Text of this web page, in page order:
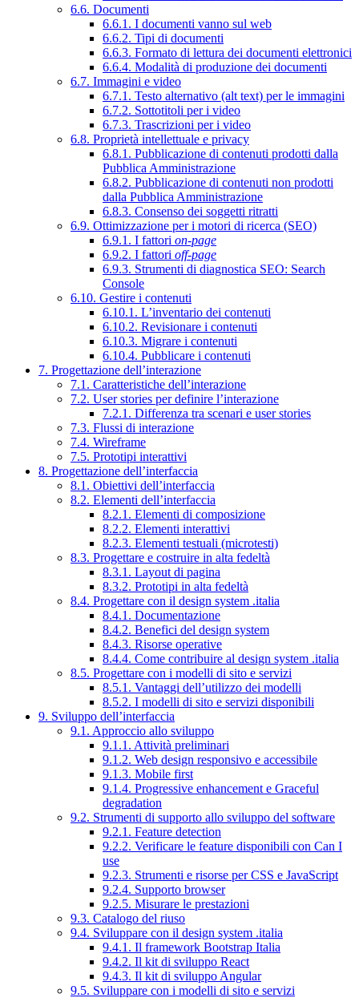
6.6. Documenti
6.6.1. I documenti vanno sul web
6.6.2. Tipi di documenti
6.6.3. Formato di lettura dei documenti elettronici
6.6.4. Modalità di produzione dei documenti
6.7. Immagini e video
6.7.1. Testo alternativo (alt text) per le immagini
6.7.2. Sottotitoli per i video
6.7.3. Trascrizioni per i video
6.8. Proprietà intellettuale e privacy
6.8.1. Pubblicazione di contenuti prodotti dalla
Pubblica Amministrazione
6.8.2. Pubblicazione di contenuti non prodotti
dalla Pubblica Amministrazione
6.8.3. Consenso dei soggetti ritratti
6.9. Ottimizzazione per i motori di ricerca (SEO)
6.9.1. I fattori on-page
6.9.2. I fattori off-page
6.9.3. Strumenti di diagnostica SEO: Search
Console
6.10. Gestire i contenuti
6.10.1. L’inventario dei contenuti
6.10.2. Revisionare i contenuti
6.10.3. Migrare i contenuti
6.10.4. Pubblicare i contenuti
7. Progettazione dell’interazione
7.1. Caratteristiche dell’interazione
7.2. User stories per definire l’interazione
7.2.1. Differenza tra scenari e user stories
7.3. Flussi di interazione
7.4. Wireframe
7.5. Prototipi interattivi
8. Progettazione dell’interfaccia
8.1. Obiettivi dell’interfaccia
8.2. Elementi dell’interfaccia
8.2.1. Elementi di composizione
8.2.2. Elementi interattivi
8.2.3. Elementi testuali (microtesti)
8.3. Progettare e costruire in alta fedeltà
8.3.1. Layout di pagina
8.3.2. Prototipi in alta fedeltà
8.4. Progettare con il design system .italia
8.4.1. Documentazione
8.4.2. Benefici del design system
8.4.3. Risorse operative
8.4.4. Come contribuire al design system .italia
8.5. Progettare con i modelli di sito e servizi
8.5.1. Vantaggi dell’utilizzo dei modelli
8.5.2. I modelli di sito e servizi disponibili
9. Sviluppo dell’interfaccia
9.1. Approccio allo sviluppo
9.1.1. Attività preliminari
9.1.2. Web design responsivo e accessibile
9.1.3. Mobile first
9.1.4. Progressive enhancement e Graceful
degradation
9.2. Strumenti di supporto allo sviluppo del software
9.2.1. Feature detection
9.2.2. Verificare le feature disponibili con Can I
use
9.2.3. Strumenti e risorse per CSS e JavaScript
9.2.4. Supporto browser
9.2.5. Misurare le prestazioni
9.3. Catalogo del riuso
9.4. Sviluppare con il design system .italia
9.4.1. Il framework Bootstrap Italia
9.4.2. Il kit di sviluppo React
9.4.3. Il kit di sviluppo Angular
9.5. Sviluppare con i modelli di sito e servizi